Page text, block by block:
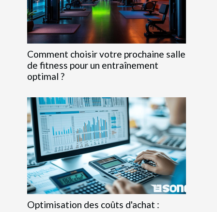
Comment choisir votre prochaine salle
de fitness pour un entraînement
optimal ?
Optimisation des coûts d'achat :